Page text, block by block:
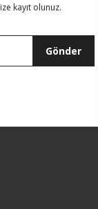
kayıt olunuz.
Gönder